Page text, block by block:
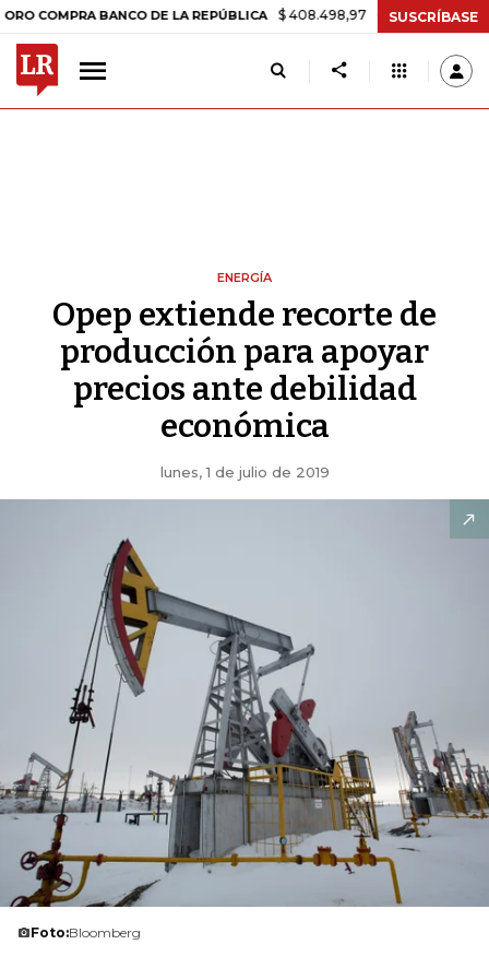
BANCO DE LA REPÚBLICA $ 408.498,97 +$ 8.753,81 +2,19%
SUSCRÍBASE
ENERGÍA
Opep extiende recorte de
producción para apoyar
precios ante debilidad
económica
lunes, 1 de julio de 2019
Foto:Bloomberg